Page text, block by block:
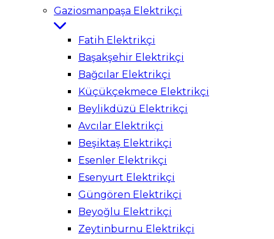
Gaziosmanpaşa Elektrikçi
Fatih Elektrikçi
Başakşehir Elektrikçi
Bağcılar Elektrikçi
Küçükçekmece Elektrikçi
Beylikdüzü Elektrikçi
Avcılar Elektrikçi
Beşiktaş Elektrikçi
Esenler Elektrikçi
Esenyurt Elektrikçi
Güngören Elektrikçi
Beyoğlu Elektrikçi
Zeytinburnu Elektrikçi